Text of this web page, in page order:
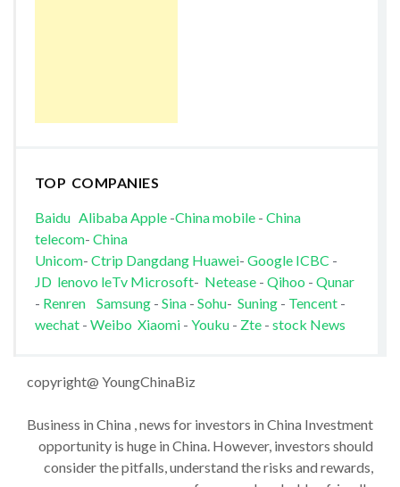
TOP COMPANIES
Baidu AlibabaApple-China mobile- China
telecom- China
Unicom- Ctrip Dangdang Huawei- Google ICBC -
JD lenovo leTv Microsoft- Netease- Qihoo - Qunar
- Renren Samsung- Sina- Sohu- Suning- Tencent-
wechat - Weibo Xiaomi- Youku - Zte- stock News
copyright@ YoungChinaBiz
Business in China , news for investors in China Investment
opportunity is huge in China. However, investors should
consider the pitfalls, understand the risks and rewards,